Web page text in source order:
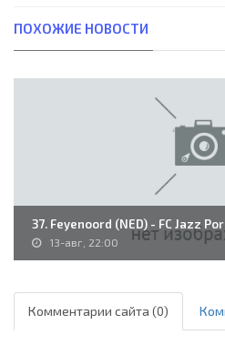
ПОХОЖИЕ НОВОСТИ
37. Feyenoord (NED) - FC Jazz
13-авг, 22:00
Комментарии сайта (0)